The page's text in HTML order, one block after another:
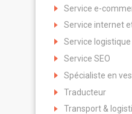
Service e-
Service internet
Service logistique
Service SEO
Spécialiste en
Traducteur
Transport &